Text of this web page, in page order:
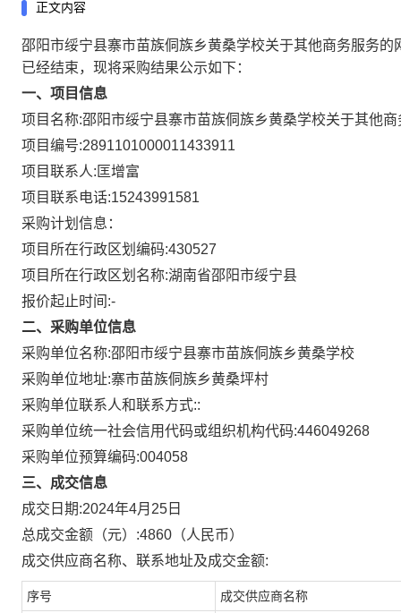
正文内容
邵阳市绥宁县寨市苗族侗族乡黄桑学校关于其他商务服务的
已经结束，现将采购结果公示如下：
一、项目信息
项目名称:邵阳市绥宁县寨市苗族侗族乡黄桑学校关于其他
项目编号:2891101000011433911
项目联系人: 匡增富
项目联系电话:15243991581
采购计划信息：
项目所在行政区划编码:430527
项目所在行政区划名称:湖南省邵阳市绥宁县
报价起止时间:-
二、采购单位信息
采购单位名称:邵阳市绥宁县寨市苗族侗族乡黄桑学校
采购单位地址:寨市苗族侗族乡黄桑坪村
采购单位联系人和联系方式::
采购单位统一社会信用代码或组织机构代码:446049268
采购单位预算编码:004058
三、成交信息
成交日期:2024年4月25日
总成交金额（元）:4860 （人民币）
成交供应商名称、联系地址及成交金额:
序号 成交供应商名称